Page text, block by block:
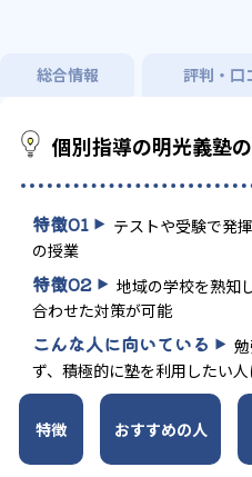
総合情報 評判・口
個別指導の明光義塾
特徴01
テストや受験で発
の授業
特徴02
地域の学校を熟知
合わせた対策が可能
こんな人に向いている
ず、積極的に塾を利用したい
特徴 おすすめの人